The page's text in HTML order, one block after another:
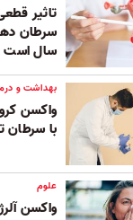
تاثیر
سال است
بهداشت و
واکسن
با سرطان
علوم
واکسن